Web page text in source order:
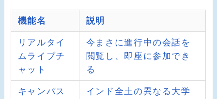
機能名 説明
リアルタイ
ムライブチ
ャット
今まさに進行中の会話を
閲覧し、即座に参加でき
る
キャンパス
インド全土の異なる大学